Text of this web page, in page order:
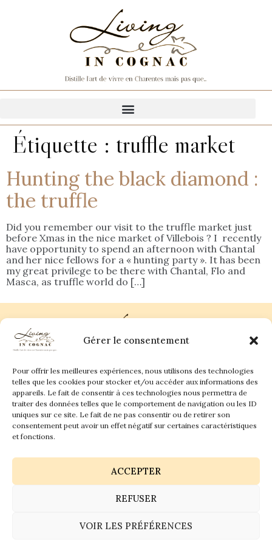
Gérer le consentement
Pour offrir les meilleures expériences, nous utilisons des technologies
telles que les cookies pour stocker et/ou accéder aux informations des
appareils. Le fait de consentir à ces technologies nous permettra de
traiter des données telles que le comportement de navigation ou les ID
uniques sur ce site. Le fait de ne pas consentir ou de retirer son
consentement peut avoir un effet négatif sur certaines caractéristiques
et fonctions.
ACCEPTER
REFUSER
VOIR LES PRÉFÉRENCES
Étiquette : truffle market
Hunting the black diamond :
the truffle
Did you remember our visit to the truffle market just
before Xmas in the nice market of Villebois ? I recently
have opportunity to spend an afternoon with Chantal
and her nice fellows for a « hunting party ». It has been
my great privilege to be there with Chantal, Flo and
Masca, as truffle world do […]
Plan du site
Living in Cognac Land
La vigne & Le verre
Newsletter
Dégustation sensorielle & Écriture
Contact
anne@livingincognac.com